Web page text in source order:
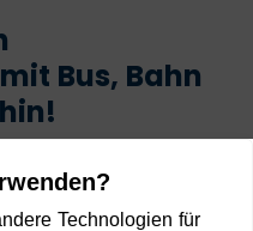
Bus, Bahn
Technologien für